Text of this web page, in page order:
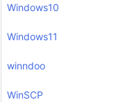
Windows10
Windows11
winndoo
WinSCP